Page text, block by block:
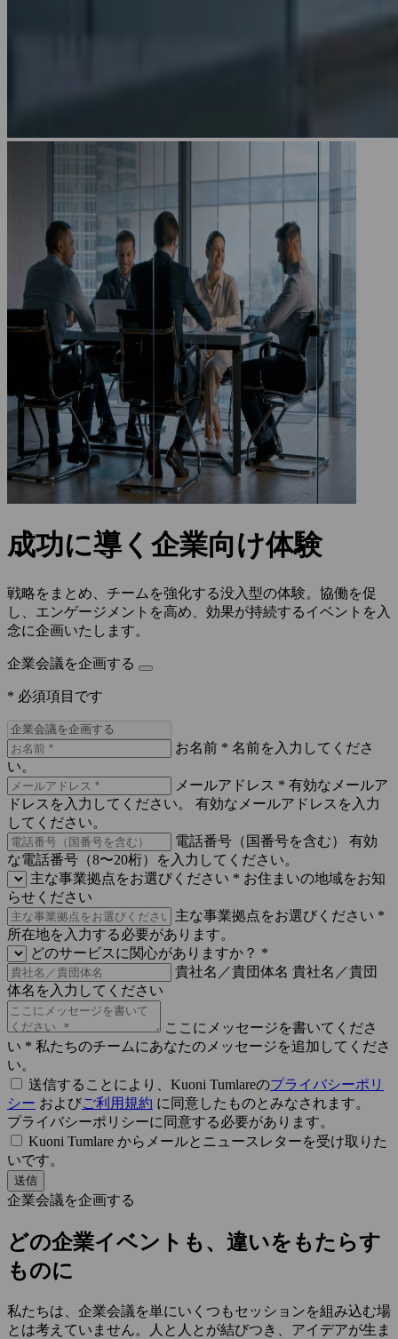
成功に導く企業向け体験
戦略をまとめ、チームを強化する没入型の体験。協働を促
し、エンゲージメントを高め、効果が持続するイベントを入
念に企画いたします。
企業会議を企画する
* 必須項目です
お名前 * 名前を入力してくださ
い。
メールアドレス * 有効なメールア
ドレスを入力してください。
有効なメールアドレスを入力
してください。
電話番号（国番号を含む）
有効
な電話番号（8〜20桁）を入力してください。
主な事業拠点をお選びください * お住まいの地域をお知
らせください
主な事業拠点をお選びください *
所在地を入力する必要があります。
どのサービスに関心がありますか？ *
貴社名／貴団体名 貴社名／貴団
体名を入力してください
ここにメッセージを書いてくださ
い * 私たちのチームにあなたのメッセージを追加してくださ
い。
送信することにより、Kuoni Tumlareのプライバシーポリ
シー およびご利用規約 に同意したものとみなされます。
プライバシーポリシーに同意する必要があります。
Kuoni Tumlare からメールとニュースレターを受け取りた
いです。
送信
企業会議を企画する
どの企業イベントも、違いをもたらす
ものに
私たちは、企業会議を単にいくつもセッションを組み込む場
とは考えていません。人と人とが結びつき、アイデアが生ま